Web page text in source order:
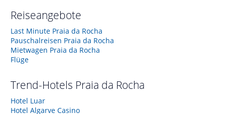
Reiseangebote
Last Minute Praia da Rocha
Pauschalreisen Praia da Rocha
Mietwagen Praia da Rocha
Flüge
Trend-Hotels Praia da Rocha
Hotel Luar
Hotel Algarve Casino